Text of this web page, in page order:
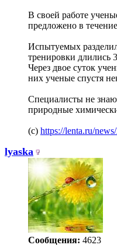
В своей работе
предложено в
Испытуемых
тренировки длились
Через двое суток
них ученые спустя
Специалисты не
природные
(с) https://lenta.ru/
lyaska
Сообщения: 4623